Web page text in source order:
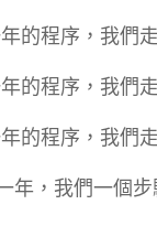
年的程序，我們
年的程序，我們
年的程序，我們
年，我們一個